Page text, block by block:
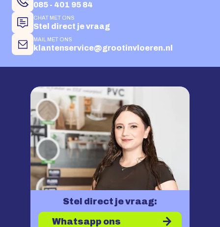
085 - 401 95 84
CHAT MET ONS
Stel direct je vraag
MAIL MET ONS
klantenservice@grootinvloeren.nl
Stel direct je vraag:
Whatsapp ons